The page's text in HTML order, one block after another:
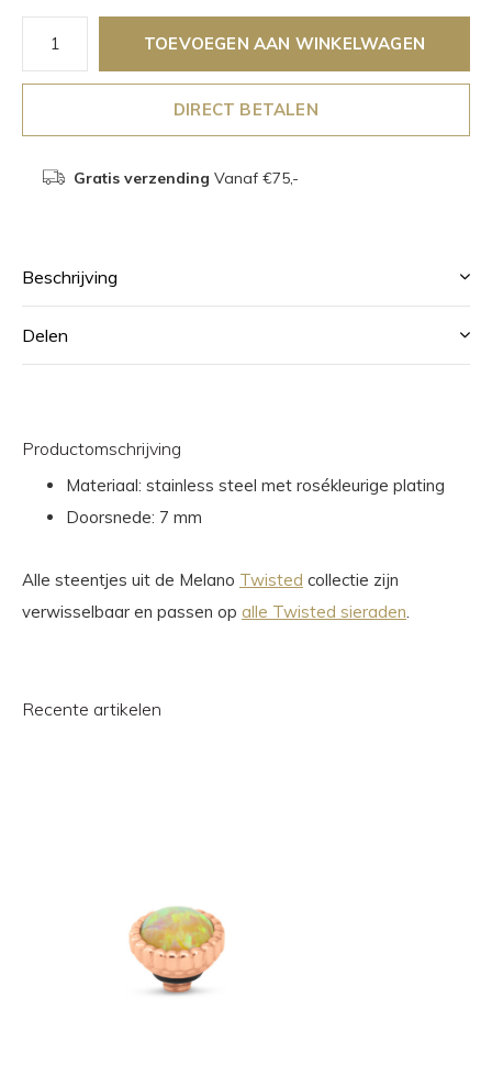
TOEVOEGEN AAN WINKELWAGEN
DIRECT BETALEN
Gratis verzending Vanaf €75,-
Beschrijving
Delen
Productomschrijving
Materiaal: stainless steel met rosékleurige plating
Doorsnede: 7 mm
Alle steentjes uit de Melano Twisted collectie zijn
verwisselbaar en passen op alle Twisted sieraden
Recente artikelen